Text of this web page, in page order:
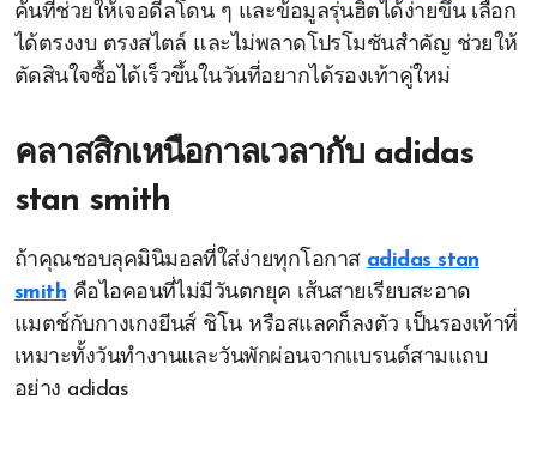
ค้นที่ช่วยให้เจอดีลโดน ๆ และข้อมูลรุ่นฮิตได้ง่ายขึ้น เลือก
ได้ตรงงบ ตรงสไตล์ และไม่พลาดโปรโมชันสำคัญ ช่วยให้
ตัดสินใจซื้อได้เร็วขึ้นในวันที่อยากได้รองเท้าคู่ใหม่
คลาสสิกเหนือกาลเวลากับ adidas
stan smith
ถ้าคุณชอบลุคมินิมอลที่ใส่ง่ายทุกโอกาส adidas stan
smith คือไอคอนที่ไม่มีวันตกยุค เส้นสายเรียบสะอาด
แมตช์กับกางเกงยีนส์ ชิโน หรือสแลคก็ลงตัว เป็นรองเท้าที่
เหมาะทั้งวันทำงานและวันพักผ่อนจากแบรนด์สามแถบ
อย่าง adidas